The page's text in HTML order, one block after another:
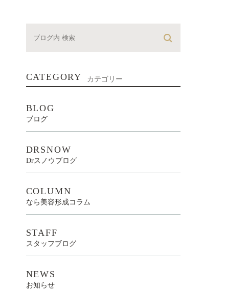
CATEGORY カテゴリー
BLOG
ブログ
DRSNOW
Drスノウブログ
COLUMN
なら美容形成コラム
STAFF
スタッフブログ
NEWS
お知らせ